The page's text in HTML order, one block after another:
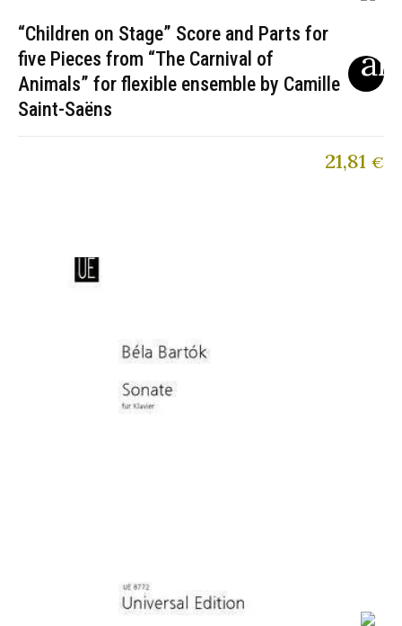
“Children on Stage” Score and Parts for
five Pieces from “The Carnival of
Animals” for flexible ensemble by Camille
Saint-Saëns
21,81 €